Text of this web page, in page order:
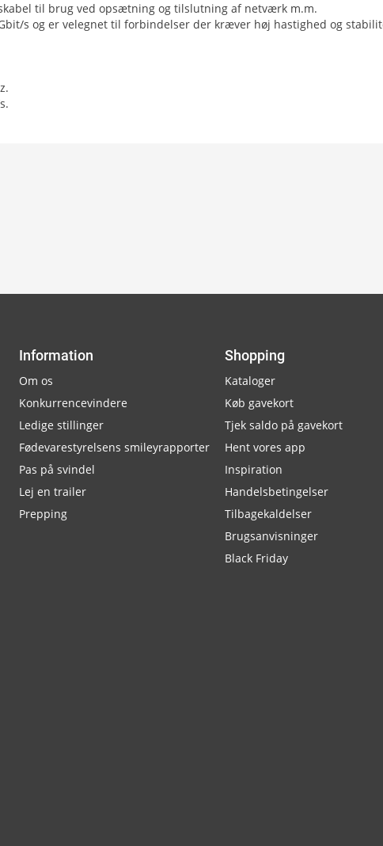
til brug ved opsætning og tilslutning af netværk m.m.
s og er velegnet til forbindelser der kræver høj hastighed og
Information
Om os
Konkurrencevindere
Ledige stillinger
Fødevarestyrelsens smileyrapporter
Pas på svindel
Lej en trailer
Prepping
Shopping
Kataloger
Køb gavekort
Tjek saldo på gavekort
Hent vores app
Inspiration
Handelsbetingelser
Tilbagekaldelser
Brugsanvisninger
Black Friday